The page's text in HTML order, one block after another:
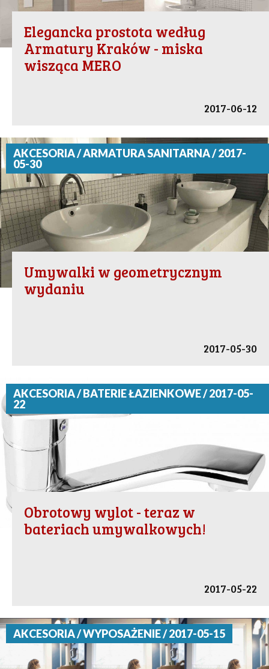
Elegancka prostota według
Armatury Kraków - miska
wisząca MERO
2017-06-12
AKCESORIA / ARMATURA SANITARNA / 2017-
05-30
Umywalki w geometrycznym
wydaniu
2017-05-30
AKCESORIA / BATERIE ŁAZIENKOWE / 2017-05-
22
Obrotowy wylot - teraz w
bateriach umywalkowych!
2017-05-22
AKCESORIA / WYPOSAŻENIE / 2017-05-15